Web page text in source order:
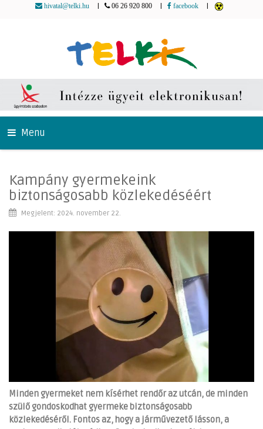
hivatal@telki.hu 06 26 920 800 facebook
Menu
Kampány gyermekeink
biztonságosabb közlekedéséért
Megjelent: 2024. november 22.
Minden gyermeket nem kísérhet rendőr az utcán, de minden
szülő gondoskodhat gyermeke biztonságosabb
közlekedéséről. Fontos az, hogy a járművezető lásson, a